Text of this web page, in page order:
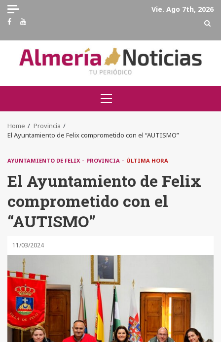
Skip
content
Vie. Ago 7th, 2026
Facebook
Youtube
Primary
Menu
Home
Provincia
El Ayuntamiento de Felix comprometido con el “AUTISMO”
AYUNTAMIENTO DE FELIX PROVINCIA ÚLTIMA HORA
El Ayuntamiento de Felix
comprometido con el
“AUTISMO”
11/03/2024